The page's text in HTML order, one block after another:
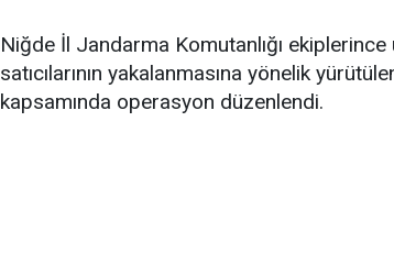
Niğde İl Jandarma Komutanlığı
satıcılarının yakalanmasına yönelik
kapsamında operasyon düzenlendi.